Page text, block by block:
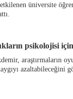
üniversite
psikolojisi
araştırmaların
azaltabileceğini